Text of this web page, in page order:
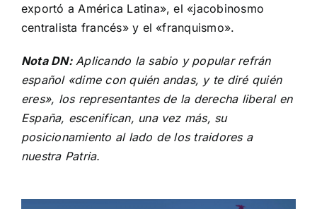
exportó a América Latina», el «jacobinosmo
centralista francés» y el «franquismo».
Nota DN:Aplicando la sabio y popular refrán
español «dime con quién andas, y te diré quién
eres», los representantes de la derecha liberal en
España, escenifican, una vez más, su
posicionamiento al lado de los traidores a
nuestra Patria.